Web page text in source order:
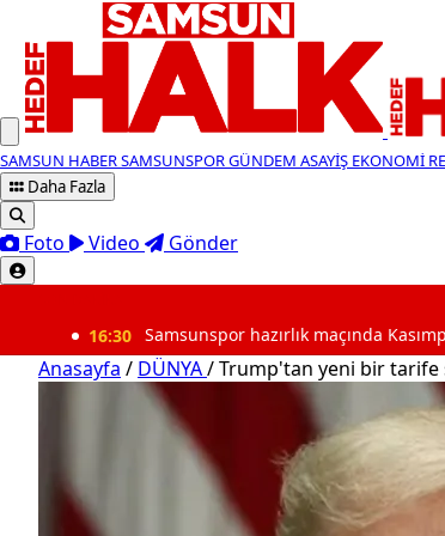
SAMSUN HABERSAMSUNSPORGÜNDEM ASAYİŞ EKONOMİ
Daha Fazla
Foto Video Gönder
Samsunspor hazırlık maçında Kasımpaşa’yı
Anasayfa / DÜNYA/Trump'tan yeni bir tarife